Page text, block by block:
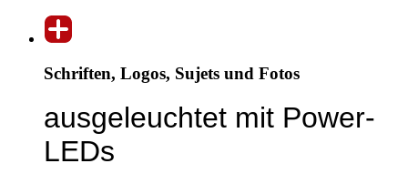
Schriften, Logos, Sujets und Fotos
ausgeleuchtet mit Power-
LEDs